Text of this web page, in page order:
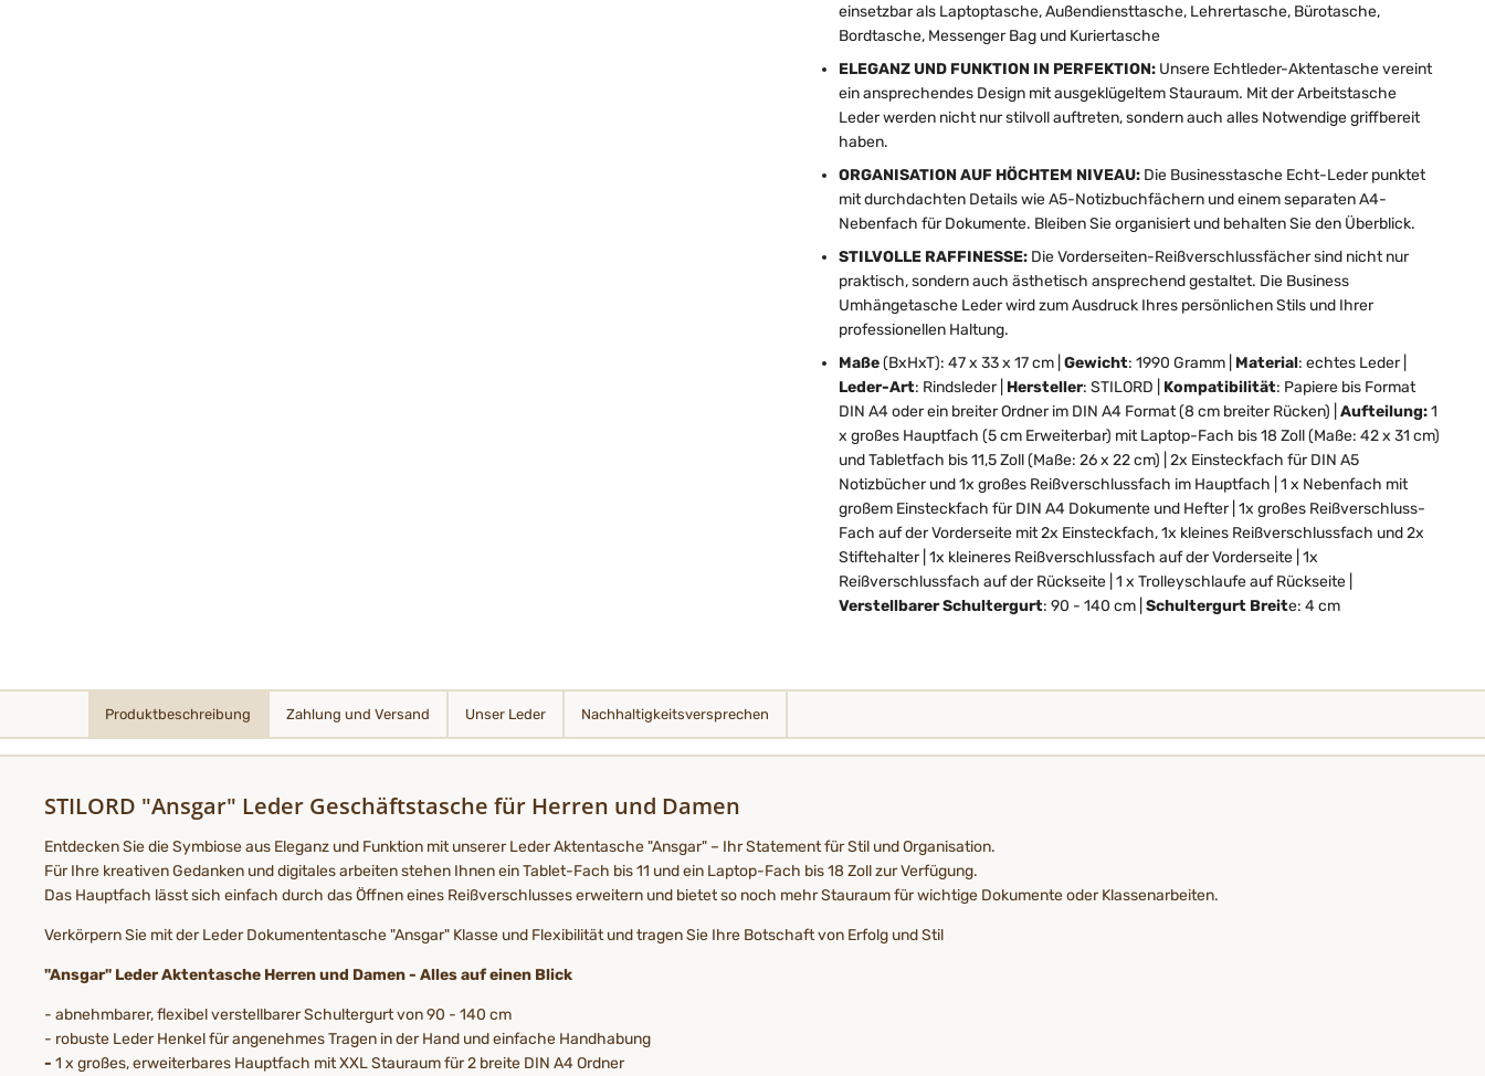
einsetzbar als Laptoptasche, Außendiensttasche, Lehrertasche, Bürotasche,
Bordtasche, Messenger Bag und Kuriertasche
ELEGANZ UND FUNKTION IN PERFEKTION:Unsere Echtleder-Aktentasche vereint
ein ansprechendes Design mit ausgeklügeltem Stauraum. Mit der Arbeitstasche
Leder werden nicht nur stilvoll auftreten, sondern auch alles Notwendige griffbereit
haben.
ORGANISATION AUF HÖCHTEM NIVEAU:Die Businesstasche Echt-Leder punktet
mit durchdachten Details wie A5-Notizbuchfächern und einem separaten A4-
Nebenfach für Dokumente. Bleiben Sie organisiert und behalten Sie den Überblick.
STILVOLLE RAFFINESSE:Die Vorderseiten-Reißverschlussfächer sind nicht nur
praktisch, sondern auch ästhetisch ansprechend gestaltet. Die Business
Umhängetasche Leder wird zum Ausdruck Ihres persönlichen Stils und Ihrer
professionellen Haltung.
Maße(BxHxT): 47 x 33 x 17 cm | Gewicht: 1990 Gramm | Material: echtes Leder |
Leder-Art: Rindsleder | Hersteller: STILORD | Kompatibilität: Papiere bis Format
DIN A4 oder ein breiter Ordner im DIN A4 Format (8 cm breiter Rücken) | Aufteilung:1
x großes Hauptfach (5 cm Erweiterbar) mit Laptop-Fach bis 18 Zoll (Maße: 42 x 31 cm)
und Tabletfach bis 11,5 Zoll (Maße: 26 x 22 cm) | 2x Einsteckfach für DIN A5
Notizbücher und 1x großes Reißverschlussfach im Hauptfach | 1 x Nebenfach mit
großem Einsteckfach für DIN A4 Dokumente und Hefter | 1x großes Reißverschluss-
Fach auf der Vorderseite mit 2x Einsteckfach, 1x kleines Reißverschlussfach und 2x
Stiftehalter | 1x kleineres Reißverschlussfach auf der Vorderseite | 1x
Reißverschlussfach auf der Rückseite | 1 x Trolleyschlaufe auf Rückseite |
Verstellbarer Schultergurt: 90 - 140 cm | Schultergurt Breite: 4 cm
Produktbeschreibung Zahlung und Versand Unser Leder Nachhaltigkeits­­­versprechen
STILORD "Ansgar" Leder Geschäftstasche für Herren und Damen
Entdecken Sie die Symbiose aus Eleganz und Funktion mit unserer Leder Aktentasche "Ansgar" – Ihr Statement für Stil und Organisation.
Für Ihre kreativen Gedanken und digitales arbeiten stehen Ihnen ein Tablet-Fach bis 11 und ein Laptop-Fach bis 18 Zoll zur Verfügung.
Das Hauptfach lässt sich einfach durch das Öffnen eines Reißverschlusses erweitern und bietet so noch mehr Stauraum für wichtige Dokumente oder Klassenarbeiten.
Verkörpern Sie mit der Leder Dokumententasche "Ansgar" Klasse und Flexibilität und tragen Sie Ihre Botschaft von Erfolg und Stil
"Ansgar" Leder Aktentasche Herren und Damen - Alles auf einen Blick
- abnehmbarer, flexibel verstellbarer Schultergurt von 90 - 140 cm
- robuste Leder Henkel für angenehmes Tragen in der Hand und einfache Handhabung
- 1 x großes, erweiterbares Hauptfach mit XXL Stauraum für 2 breite DIN A4 Ordner